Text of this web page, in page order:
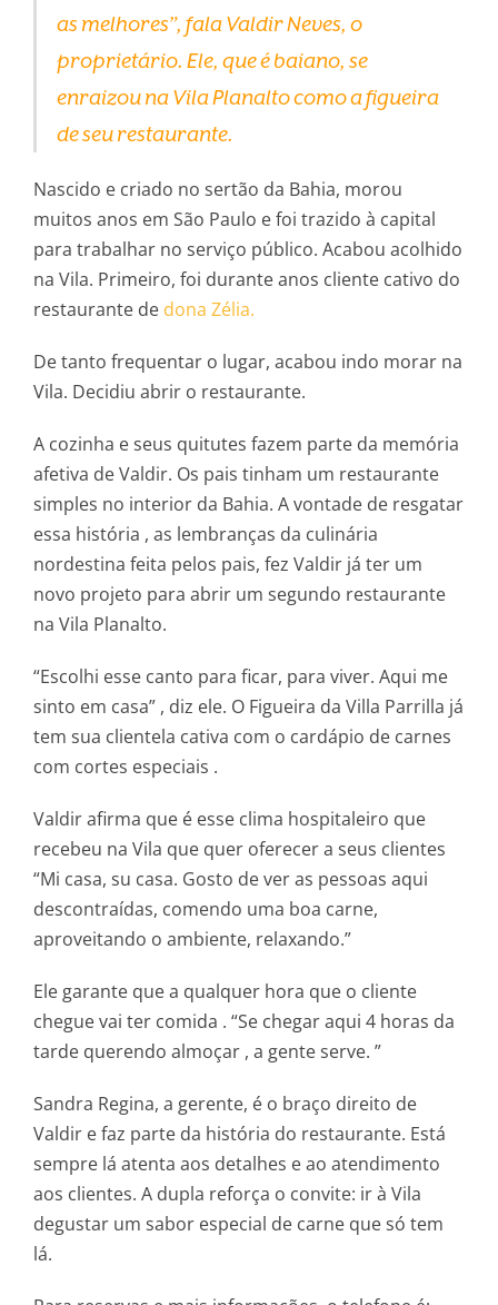
as melhores”, fala Valdir Neves, o
proprietário. Ele, que é baiano, se
enraizou na Vila Planalto como a figueira
de seu restaurante.
Nascido e criado no sertão da Bahia, morou
muitos anos em São Paulo e foi trazido à capital
para trabalhar no serviço público. Acabou acolhido
na Vila. Primeiro, foi durante anos cliente cativo do
restaurante de dona Zélia.
De tanto frequentar o lugar, acabou indo morar na
Vila. Decidiu abrir o restaurante.
A cozinha e seus quitutes fazem parte da memória
afetiva de Valdir. Os pais tinham um restaurante
simples no interior da Bahia. A vontade de resgatar
essa história , as lembranças da culinária
nordestina feita pelos pais, fez Valdir já ter um
novo projeto para abrir um segundo restaurante
na Vila Planalto.
“Escolhi esse canto para ficar, para viver. Aqui me
sinto em casa” , diz ele. O Figueira da Villa Parrilla já
tem sua clientela cativa com o cardápio de carnes
com cortes especiais .
Valdir afirma que é esse clima hospitaleiro que
recebeu na Vila que quer oferecer a seus clientes
“Mi casa, su casa. Gosto de ver as pessoas aqui
descontraídas, comendo uma boa carne,
aproveitando o ambiente, relaxando.”
Ele garante que a qualquer hora que o cliente
chegue vai ter comida . “Se chegar aqui 4 horas da
tarde querendo almoçar , a gente serve. ”
Sandra Regina, a gerente, é o braço direito de
Valdir e faz parte da história do restaurante. Está
sempre lá atenta aos detalhes e ao atendimento
aos clientes. A dupla reforça o convite: ir à Vila
degustar um sabor especial de carne que só tem
lá.